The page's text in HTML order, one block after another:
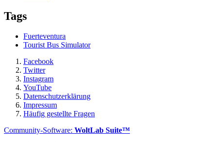
Tags
Fuerteventura
Tourist Bus Simulator
Facebook
Twitter
Instagram
YouTube
Datenschutzerklärung
Impressum
Häufig gestellte Fragen
Community-Software: WoltLab Suite™